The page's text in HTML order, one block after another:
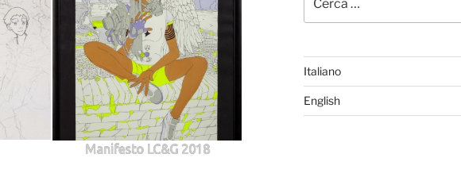
Manifesto LC&G 2018
Italiano
English